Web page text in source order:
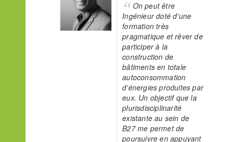
On peut être
Ingénieur doté d'une
formation très
pragmatique et rêver de
participer à la
construction de
bâtiments en totale
autoconsommation
d’énergies produites par
eux. Un objectif que la
plurisdisciplinarité
existante au sein de
B27 me permet de
poursuivre en appuyant